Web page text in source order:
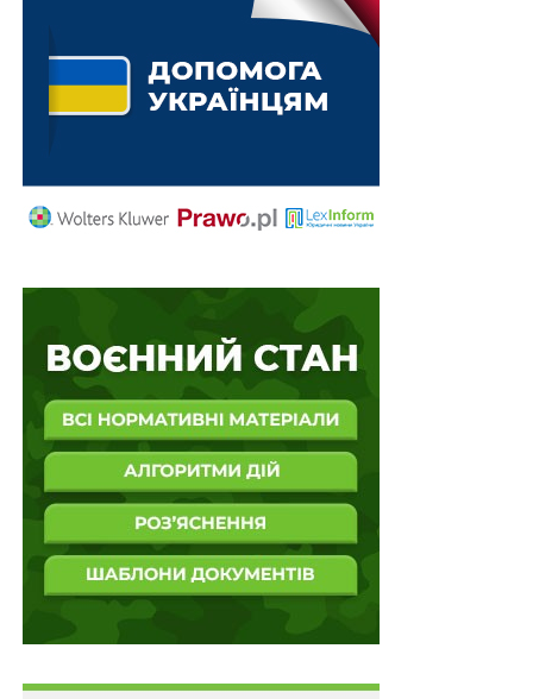
відповідний податковий обов’язок.
Немає сумніву, що після відновлення процедури
реєстрації податкових накладних платники ПДВ
згадають «щасливі» часи зупинення їх реєстрації.
податковим законодавством, зупинені. Тому, якщо
навряд чи варто очікувати до кінця воєнного стану
розгляду контролюючим органом наданих пояснень
та копій документів, необхідних для прийняття
рішення про реєстрацію податкової накладної. Дана
проблема не стосуватиметься операцій з продукцією/
товарами, що підпадають під визначення груп 1 — 24
УКТЗЕД (крім підакцизних товарів), які здійснюються
малими та мікропідприємствами, основний вид
діяльності яких пов’язаний із сільським
господарством та харчовою промисловістю
(вичерпний перелік міститься в пп. 5 п. 3 Порядку
зупинення реєстрації податкової накладної/
розрахунку коригування в Єдиному реєстрі
відповідними операціями, до закінчення воєнного